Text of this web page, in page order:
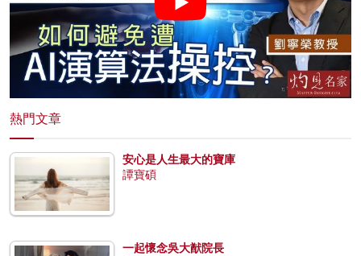
熱門文章
安心是人生最大的寶庫
譚寶碩
一起懷念吳大猷院長